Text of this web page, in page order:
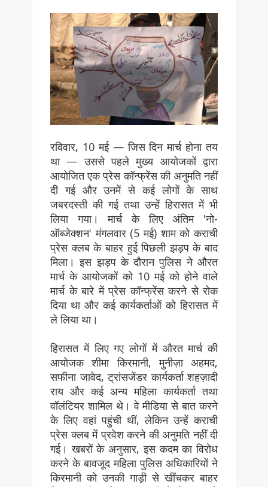
रविवार, 10 मई — जिस दिन मार्च होना तय
था — उससे पहले मुख्य आयोजकों द्वारा
आयोजित एक प्रेस कॉन्फ्रेंस की अनुमति नहीं
दी गई और उनमें से कई लोगों के साथ
जबरदस्ती की गई तथा उन्हें हिरासत में भी
लिया गया। मार्च के लिए अंतिम 'नो-
ऑब्जेक्शन' मंगलवार (5 मई) शाम को कराची
प्रेस क्लब के बाहर हुई पिछली झड़प के बाद
मिला। इस झड़प के दौरान पुलिस ने औरत
मार्च के आयोजकों को 10 मई को होने वाले
मार्च के बारे में प्रेस कॉन्फ्रेंस करने से रोक
दिया था और कई कार्यकर्ताओं को हिरासत में
ले लिया था।
हिरासत में लिए गए लोगों में औरत मार्च की
आयोजक शीमा किरमानी, मुनीज़ा अहमद,
सफीना जावेद, ट्रांसजेंडर कार्यकर्ता शहज़ादी
राय और कई अन्य महिला कार्यकर्ता तथा
वॉलंटियर शामिल थे। वे मीडिया से बात करने
के लिए वहां पहुंची थीं, लेकिन उन्हें कराची
प्रेस क्लब में प्रवेश करने की अनुमति नहीं दी
गई। खबरों के अनुसार, इस कदम का विरोध
करने के बावजूद महिला पुलिस अधिकारियों ने
किरमानी को उनकी गाड़ी से खींचकर बाहर